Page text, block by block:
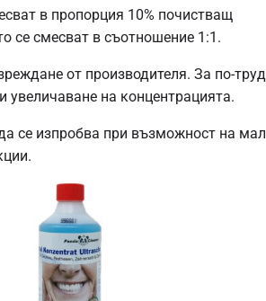
в пропорция 10% почистващ
се смесват в съотношение 1:1.
от производителя. За по-
на концентрацията.
се изпробва при възможност на